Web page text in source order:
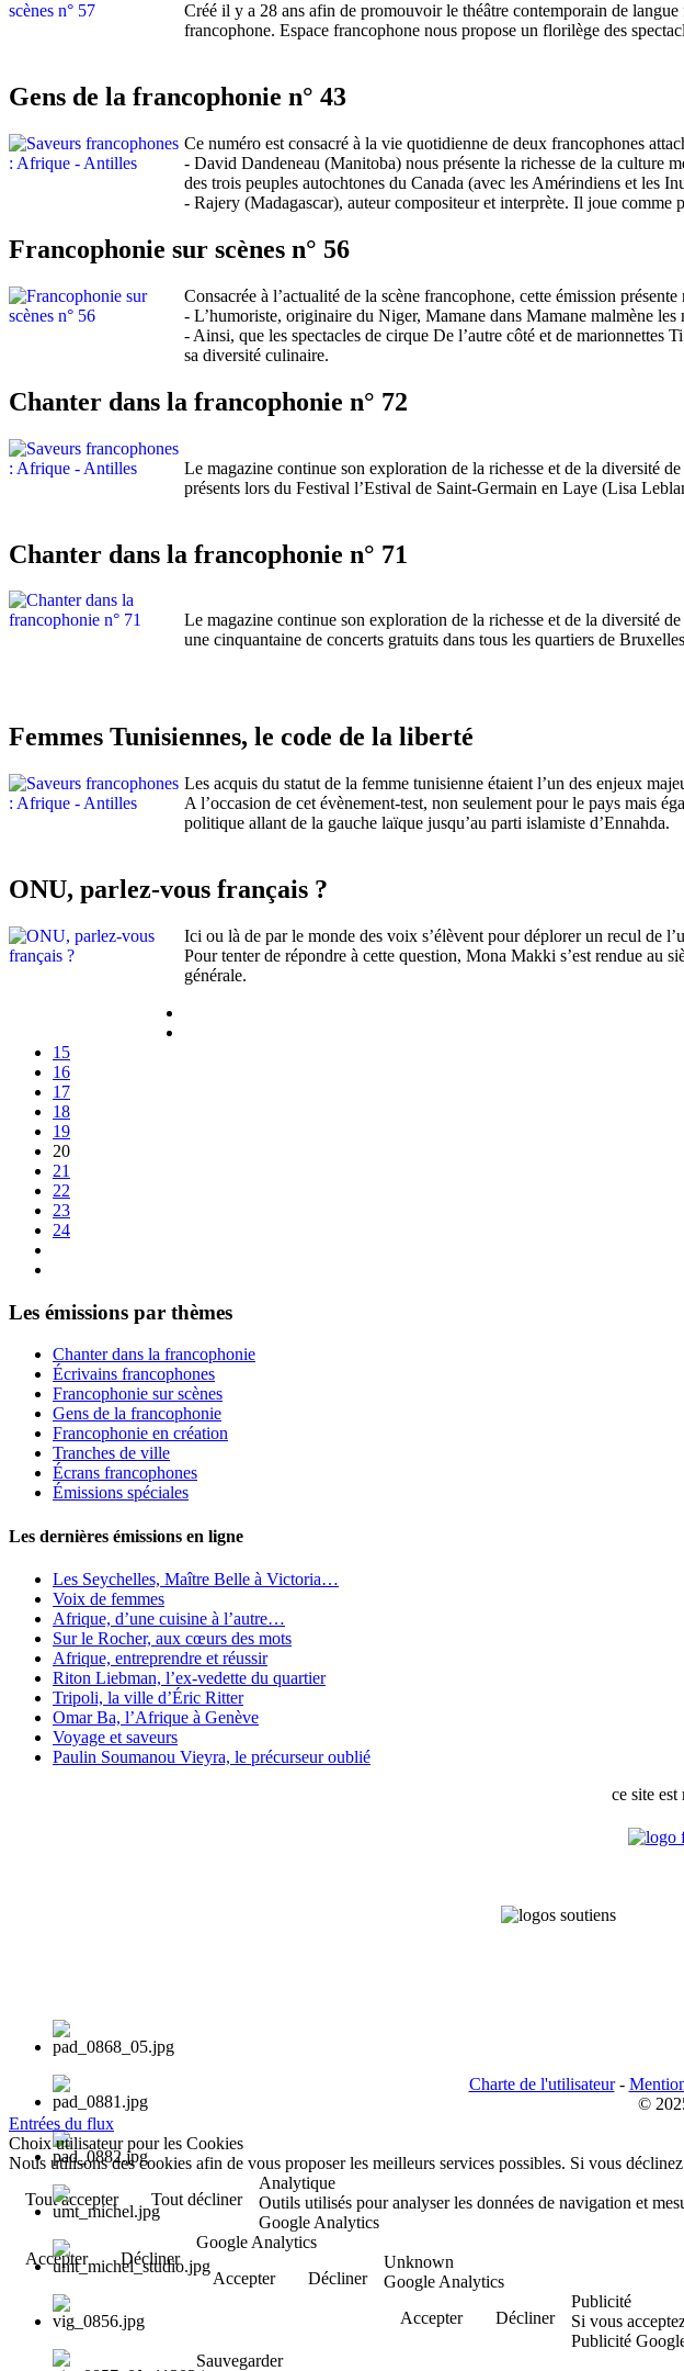
Créé il y a 28 ans afin de promouvoir le théâtre contemporain de
francophone. Espace francophone nous propose un florilège des
Gens de la francophonie n° 43
Ce numéro est consacré à la vie quotidienne de deux francophones
- David Dandeneau (Manitoba) nous présente la richesse de la culture
des trois peuples autochtones du Canada (avec les Amérindiens et les
- Rajery (Madagascar), auteur compositeur et interprète. Il joue comme
Francophonie sur scènes n° 56
Consacrée à l’actualité de la scène francophone, cette émission présente
- L’humoriste, originaire du Niger, Mamane dans Mamane malmène
- Ainsi, que les spectacles de cirque De l’autre côté et de marionnettes
sa diversité culinaire.
Chanter dans la francophonie n° 72
Le magazine continue son exploration de la richesse et de la diversité
présents lors du Festival l’Estival de Saint-Germain en Laye (Lisa
Chanter dans la francophonie n° 71
Le magazine continue son exploration de la richesse et de la diversité
une cinquantaine de concerts gratuits dans tous les quartiers de
Femmes Tunisiennes, le code de la liberté
Les acquis du statut de la femme tunisienne étaient l’un des enjeux
A l’occasion de cet évènement-test, non seulement pour le pays mais
politique allant de la gauche laïque jusqu’au parti islamiste d’Ennahda.
ONU, parlez-vous français ?
Ici ou là de par le monde des voix s’élèvent pour déplorer un recul de
Pour tenter de répondre à cette question, Mona Makki s’est rendue au
générale.
15
16
17
18
19
20
21
22
23
24
Les émissions par thèmes
Chanter dans la francophonie
Écrivains francophones
Francophonie sur scènes
Gens de la francophonie
Francophonie en création
Tranches de ville
Écrans francophones
Émissions spéciales
Les dernières émissions en ligne
Les Seychelles, Maître Belle à Victoria…
Voix de femmes
Afrique, d’une cuisine à l’autre…
Sur le Rocher, aux cœurs des mots
Afrique, entreprendre et réussir
Riton Liebman, l’ex-vedette du quartier
Tripoli, la ville d’Éric Ritter
Omar Ba, l’Afrique à Genève
Voyage et saveurs
Paulin Soumanou Vieyra, le précurseur oublié
ce site est
Charte de l'utilisateur-
©
Entrées du flux
Choix utilisateur pour les Cookies
Nous utilisons des cookies afin de vous proposer les meilleurs services possibles. Si vous
Tout accepter
Tout décliner
Analytique
Outils utilisés pour analyser les données de navigation et
Google Analytics
Accepter
Décliner
Google Analytics
Accepter
Décliner
Unknown
Google Analytics
Accepter
Décliner
Publicité
Si vous
Publicité
Sauvegarder